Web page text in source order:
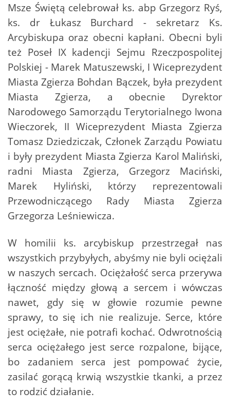
Msze Świętą celebrował ks. abp Grzegorz Ryś,
ks. dr Łukasz Burchard - sekretarz Ks.
Arcybiskupa oraz obecni kapłani. Obecni byli
też Poseł IX kadencji Sejmu Rzeczpospolitej
Polskiej - Marek Matuszewski, I Wiceprezydent
Miasta Zgierza Bohdan Bączek, była prezydent
Miasta Zgierza, a obecnie Dyrektor
Narodowego Samorządu Terytorialnego Iwona
Wieczorek, II Wiceprezydent Miasta Zgierza
Tomasz Dziedziczak, Członek Zarządu Powiatu
i były prezydent Miasta Zgierza Karol Maliński,
radni Miasta Zgierza, Grzegorz Maciński,
Marek Hyliński, którzy reprezentowali
Przewodniczącego Rady Miasta Zgierza
Grzegorza Leśniewicza.
W homilii ks. arcybiskup przestrzegał nas
wszystkich przybyłych, abyśmy nie byli ociężali
w naszych sercach. Ociężałość serca przerywa
łączność między głową a sercem i wówczas
nawet, gdy się w głowie rozumie pewne
sprawy, to się ich nie realizuje. Serce, które
jest ociężałe, nie potrafi kochać. Odwrotnością
serca ociężałego jest serce rozpalone, bijące,
bo zadaniem serca jest pompować życie,
zasilać gorącą krwią wszystkie tkanki, a przez
to rodzić działanie.